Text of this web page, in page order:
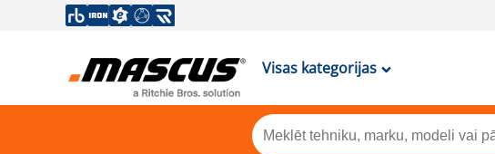
Visas kategorijas